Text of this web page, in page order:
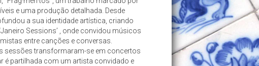
e uma produção detalhada. Desde
a sua identidade artística, criando
Sessions’ , onde convidou músicos
entre canções e conversas.
sessões transformaram-se em concertos
é partilhada com um artista convidado e